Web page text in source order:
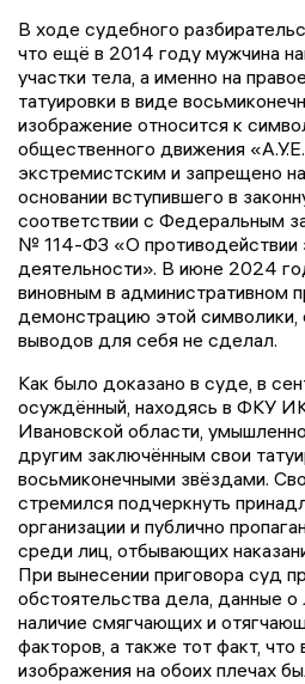
В ходе судебного
что ещё в 2014 году мужчина
участки тела, а именно на
татуировки в виде
изображение относится к
общественного движения
экстремистским и запрещено
основании вступившего в
соответствии с Федеральным
№ 114-ФЗ «О противодействии
деятельности». В июне 2024
виновным в административном
демонстрацию этой
выводов для себя не сделал.
Как было доказано в суде, в
осуждённый, находясь в ФКУ
Ивановской области,
другим заключённым свои
восьмиконечными звёздами.
стремился подчеркнуть
организации и публично
среди лиц, отбывающих
При вынесении приговора суд
обстоятельства дела, данные
наличие смягчающих и
факторов, а также тот факт, что
изображения на обоих плечах